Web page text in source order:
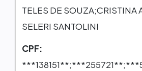
TELES DE SOUZA;CRISTINA
SELERI SANTOLINI
CPF: